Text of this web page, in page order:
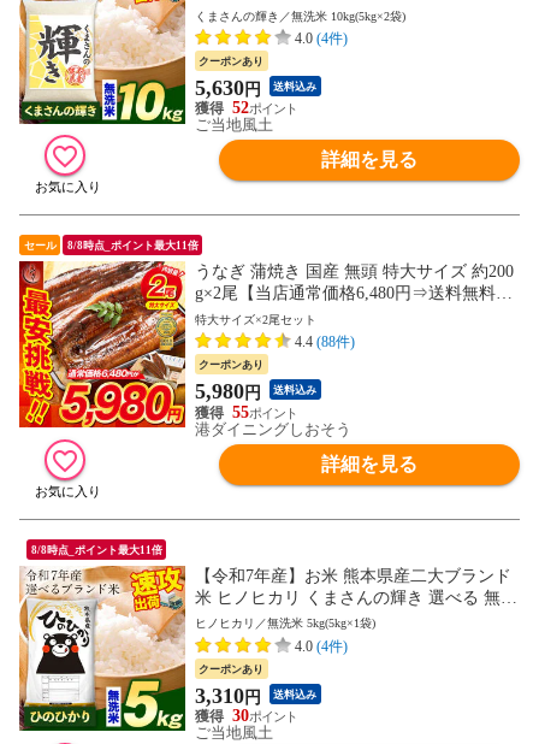
米 5kg 10kg 20kg 単一原料米 精米 備蓄米
ではありません《7-14営業日以内に発送予
定(土日祝日除く)》---d2_kumakgykr7_wx_2
5_8180_10kg_musen---
くまさんの輝き／無洗米 10kg(5kg×2袋)
4.0 (4件)
クーポンあり
5,630円 送料込み
52
ご当地風土
詳細を見る
セール 8/8時点_ポイント最大11倍
うなぎ 蒲焼き 国産 無頭 特大サイズ 約200
g×2尾【当店通常価格6,480円⇒送料無料5,9
80円！】ウナギ 鰻 プレゼント 贈り物 ギフ
ト
特大サイズ×2尾セット
4.4 (88件)
クーポンあり
5,980円 送料込み
55
港ダイニングしおそう
詳細を見る
8/8時点_ポイント最大11倍
【令和7年産】お米 熊本県産二大ブランド
米 ヒノヒカリ くまさんの輝き 選べる 無洗
米 5kg 10kg 20kg 単一原料米 ひのひかり コ
メ 備蓄米 ではありません《7-14営業日以
内に発送予定(土日祝日除く)》---d2_hinor7
_wx_25_4580_5kg_musen---
ヒノヒカリ／無洗米 5kg(5kg×1袋)
4.0 (4件)
クーポンあり
3,310円 送料込み
30
ご当地風土